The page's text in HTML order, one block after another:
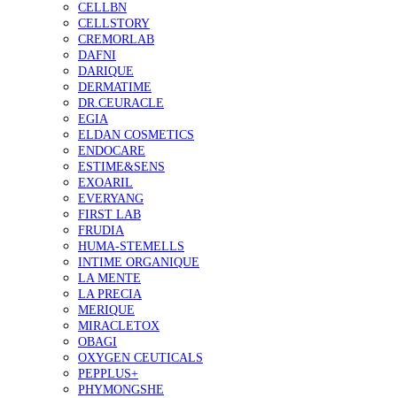
CELLBN
CELLSTORY
CREMORLAB
DAFNI
DARIQUE
DERMATIME
DR.CEURACLE
EGIA
ELDAN COSMETICS
ENDOCARE
ESTIME&SENS
EXOARIL
EVERYANG
FIRST LAB
FRUDIA
HUMA-STEMELLS
INTIME ORGANIQUE
LA MENTE
LA PRECIA
MERIQUE
MIRACLETOX
OBAGI
OXYGEN CEUTICALS
PEPPLUS+
PHYMONGSHE